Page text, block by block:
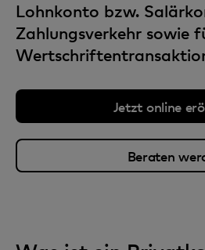
Lohnkonto bzw.
Zahlungsverkehr sowie
Jetzt online
Beraten